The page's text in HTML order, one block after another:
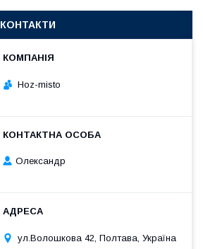
КОНТАКТИ
Hoz-misto
Олександр
ул.Волошкова 42, Полтава, Україна